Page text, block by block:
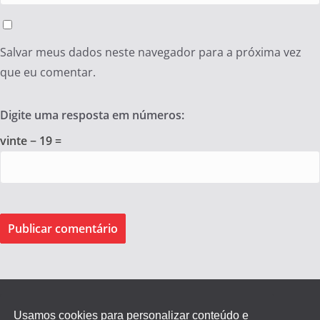
Salvar meus dados neste navegador para a próxima vez
que eu comentar.
Digite uma resposta em números:
vinte − 19 =
Usamos cookies para personalizar conteúdo e